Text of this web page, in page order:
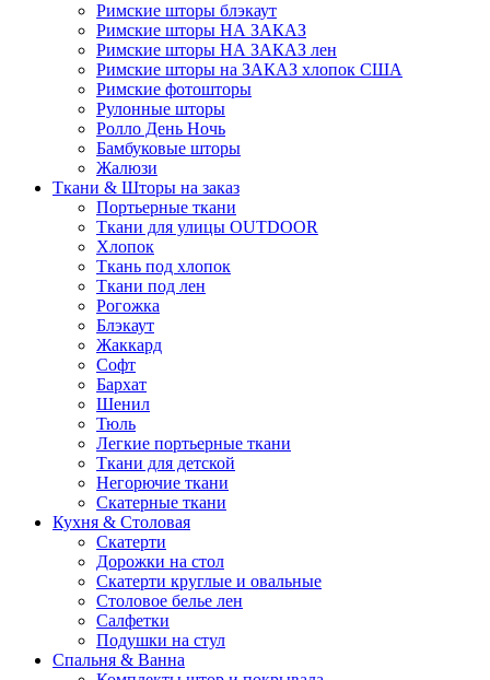
Римские шторы блэкаут
Римские шторы НА ЗАКАЗ
Римские шторы НА ЗАКАЗ лен
Римские шторы на ЗАКАЗ хлопок США
Римские фотошторы
Рулонные шторы
Ролло День Ночь
Бамбуковые шторы
Жалюзи
Ткани & Шторы на заказ
Портьерные ткани
Ткани для улицы OUTDOOR
Хлопок
Ткань под хлопок
Ткани под лен
Рогожка
Блэкаут
Жаккард
Софт
Бархат
Шенил
Тюль
Легкие портьерные ткани
Ткани для детской
Негорючие ткани
Скатерные ткани
Кухня & Столовая
Скатерти
Дорожки на стол
Скатерти круглые и овальные
Столовое белье лен
Салфетки
Подушки на стул
Спальня & Ванна